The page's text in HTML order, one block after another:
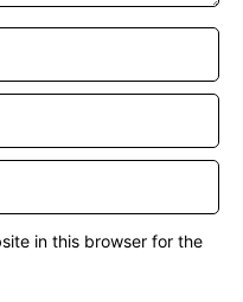
in this browser for the